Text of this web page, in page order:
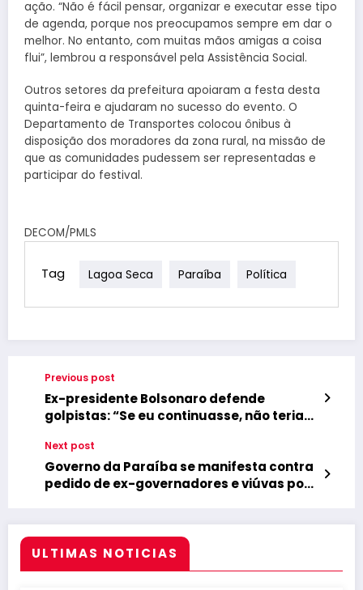
ação. “Não é fácil pensar, organizar e executar esse tipo
de agenda, porque nos preocupamos sempre em dar o
melhor. No entanto, com muitas mãos amigas a coisa
flui”, lembrou a responsável pela Assistência Social.
Outros setores da prefeitura apoiaram a festa desta
quinta-feira e ajudaram no sucesso do evento. O
Departamento de Transportes colocou ônibus à
disposição dos moradores da zona rural, na missão de
que as comunidades pudessem ser representadas e
participar do festival.
DECOM/PMLS
Tag Lagoa Seca Paraíba Política
Previous post
Ex-presidente Bolsonaro defende
golpistas: “Se eu continuasse, não teria
Next post
Governo da Paraíba se manifesta contra
pedido de ex-governadores e viúvas por
ULTIMAS NOTICIAS